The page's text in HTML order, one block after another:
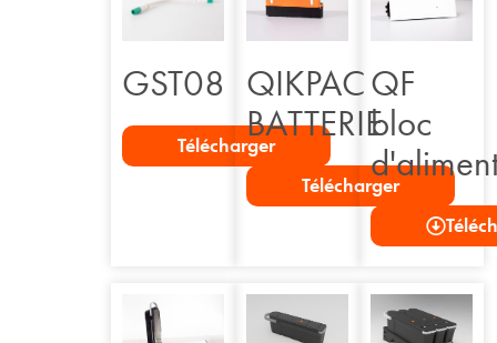
GST08
Télécharger
QIKPAC
BATTERIE
Télécharger
QF
bloc